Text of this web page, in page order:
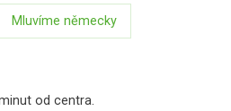
Mluvíme německy
od centra.